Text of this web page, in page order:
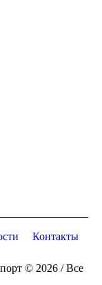
Контакты
© 2026 / Все